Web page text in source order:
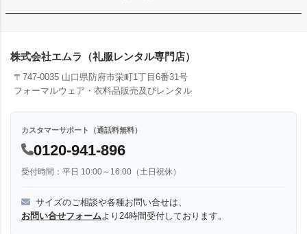
株式会社エムラ（礼服レンタル専門店）
〒747-0035 山口県防府市栄町1丁目6番31号
フォーマルウェア・衣料品販売及びレンタル
カスタマーサポート（通話料無料）
0120-941-896
受付時間：平日 10:00～16:00（土日祝休）
サイズのご相談や各種お問い合せは、
お問い合せフォーム より24時間受付しております。